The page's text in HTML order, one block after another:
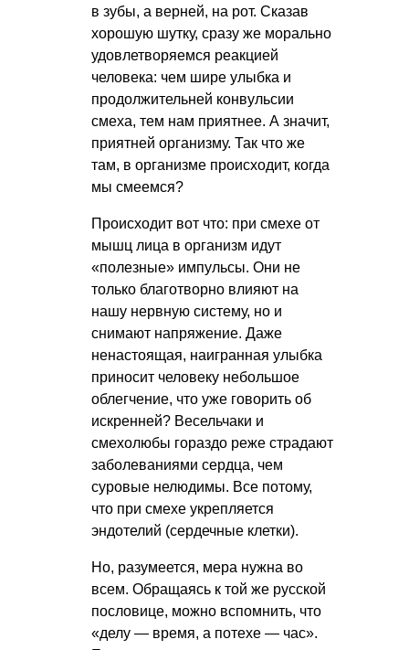
в зубы, а верней, на рот. Сказав
хорошую шутку, сразу же морально
удовлетворяемся реакцией
человека: чем шире улыбка и
продолжительней конвульсии
смеха, тем нам приятнее. А значит,
приятней организму. Так что же
там, в организме происходит, когда
мы смеемся?
Происходит вот что: при смехе от
мышц лица в организм идут
«полезные» импульсы. Они не
только благотворно влияют на
нашу нервную систему, но и
снимают напряжение. Даже
ненастоящая, наигранная улыбка
приносит человеку небольшое
облегчение, что уже говорить об
искренней? Весельчаки и
смехолюбы гораздо реже страдают
заболеваниями сердца, чем
суровые нелюдимы. Все потому,
что при смехе укрепляется
эндотелий (сердечные клетки).
Но, разумеется, мера нужна во
всем. Обращаясь к той же русской
пословице, можно вспомнить, что
«делу — время, а потехе — час».